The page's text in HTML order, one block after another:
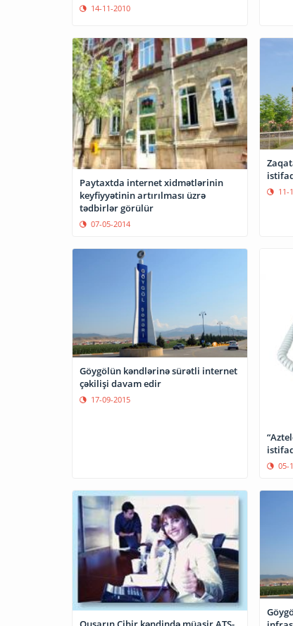
14-11-2010
Paytaxtda internet xidmətlərinin
keyfiyyətinin artırılması üzrə
tədbirlər görülür
07-05-2014
11-
Göygölün kəndlərinə sürətli internet
çəkilişi davam edir
17-09-2015
05-